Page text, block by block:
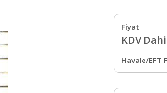
Fiyat
KDV
Havale/EFT